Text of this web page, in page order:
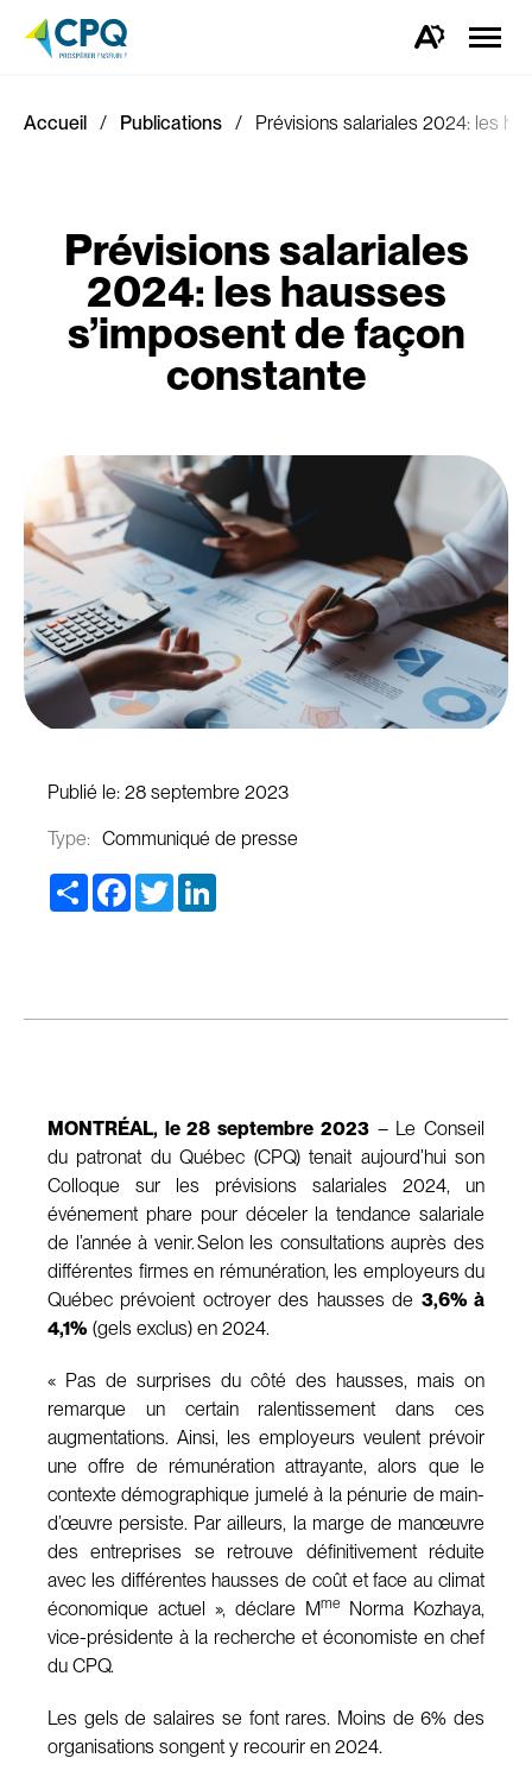
Ouvrez
d'accessibilité.
la
Accueil Publications Prévisions salariales 2024: les
Prévisions salariales
2024: les hausses
s’imposent de façon
constante
Publié le: 28 septembre 2023
Type: Communiqué de presse
Share Facebook
Twitter
MONTRÉAL, le 28 septembre 2023– Le Conseil
du patronat du Québec (CPQ) tenait aujourd’hui son
Colloque sur les prévisions salariales 2024, un
événement phare pour déceler la tendance salariale
de l’année à venir. Selon les consultations auprès des
différentes firmes en rémunération, les employeurs du
Québec prévoient octroyer des hausses de 3,6% à
4,1% (gels exclus) en 2024.
« Pas de surprises du côté des hausses, mais on
remarque un certain ralentissement dans ces
augmentations. Ainsi, les employeurs veulent prévoir
une offre de rémunération attrayante, alors que le
contexte démographique jumelé à la pénurie de main-
d’œuvre persiste. Par ailleurs, la marge de manœuvre
des entreprises se retrouve définitivement réduite
avec les différentes hausses de coût et face au climat
économique actuel », déclare Mme
Norma Kozhaya,
vice-présidente à la recherche et économiste en chef
du CPQ.
Les gels de salaires se font rares. Moins de 6% des
organisations songent y recourir en 2024.